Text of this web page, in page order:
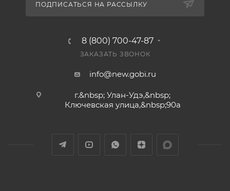
ПОДПИСАТЬСЯ НА РАССЫЛКУ
8 (800) 700-47-87
ЗАКАЗАТЬ ЗВОНОК
info@new.gobi.ru
г.&nbsp; Улан-Удэ,&nbsp;​
Ключевская улица,&nbsp;90а